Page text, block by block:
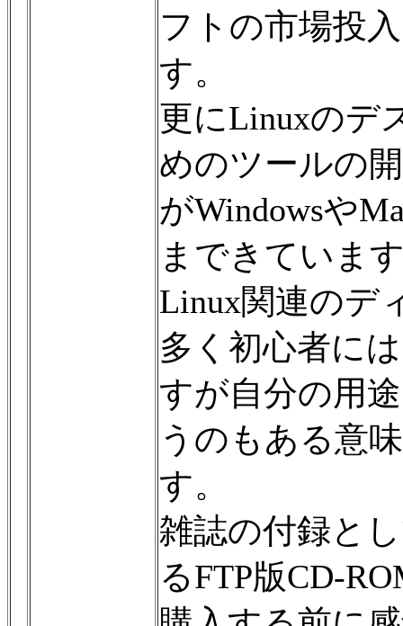
フトの市場投
す。
更にLinuxのデ
めのツールの
がWindowsや
まできていま
Linux関連のデ
多く初心者に
すが自分の用
うのもある意
す。
雑誌の付録と
るFTP版CD-